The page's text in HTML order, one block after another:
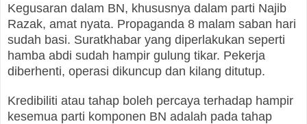
Kegusaran dalam BN, khususnya dalam parti Najib
Razak, amat nyata. Propaganda 8 malam saban hari
sudah basi. Suratkhabar yang diperlakukan seperti
hamba abdi sudah hampir gulung tikar. Pekerja
diberhenti, operasi dikuncup dan kilang ditutup.
Kredibiliti atau tahap boleh percaya terhadap hampir
kesemua parti komponen BN adalah pada tahap